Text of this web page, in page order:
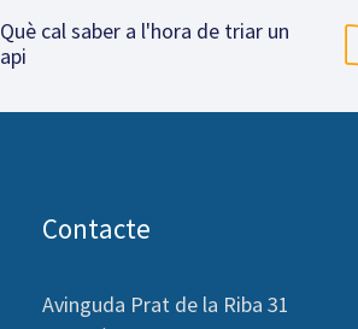
Què cal saber a l'hora de triar un
api
Contacte
Avinguda Prat de la Riba 31